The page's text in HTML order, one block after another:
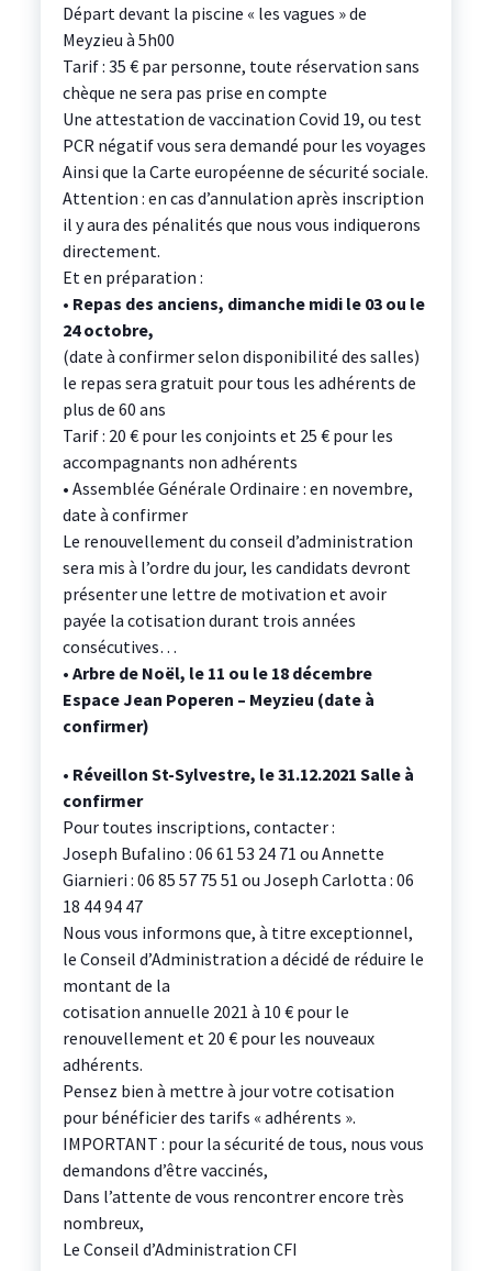
Départ devant la piscine « les vagues » de
Meyzieu à 5h00
Tarif : 35 € par personne, toute réservation sans
chèque ne sera pas prise en compte
Une attestation de vaccination Covid 19, ou test
PCR négatif vous sera demandé pour les voyages
Ainsi que la Carte européenne de sécurité sociale.
Attention : en cas d’annulation après inscription
il y aura des pénalités que nous vous indiquerons
directement.
Et en préparation :
• Repas des anciens, dimanche midi le 03 ou le
24 octobre,
(date à confirmer selon disponibilité des salles)
le repas sera gratuit pour tous les adhérents de
plus de 60 ans
Tarif : 20 € pour les conjoints et 25 € pour les
accompagnants non adhérents
• Assemblée Générale Ordinaire : en novembre,
date à confirmer
Le renouvellement du conseil d’administration
sera mis à l’ordre du jour, les candidats devront
présenter une lettre de motivation et avoir
payée la cotisation durant trois années
consécutives…
• Arbre de Noël, le 11 ou le 18 décembre
Espace Jean Poperen – Meyzieu (date à
confirmer)
• Réveillon St-Sylvestre, le 31.12.2021 Salle à
confirmer
Pour toutes inscriptions, contacter :
Joseph Bufalino : 06 61 53 24 71 ou Annette
Giarnieri : 06 85 57 75 51 ou Joseph Carlotta : 06
18 44 94 47
Nous vous informons que, à titre exceptionnel,
le Conseil d’Administration a décidé de réduire le
montant de la
cotisation annuelle 2021 à 10 € pour le
renouvellement et 20 € pour les nouveaux
adhérents.
Pensez bien à mettre à jour votre cotisation
pour bénéficier des tarifs « adhérents ».
IMPORTANT : pour la sécurité de tous, nous vous
demandons d’être vaccinés,
Dans l’attente de vous rencontrer encore très
nombreux,
Le Conseil d’Administration CFI